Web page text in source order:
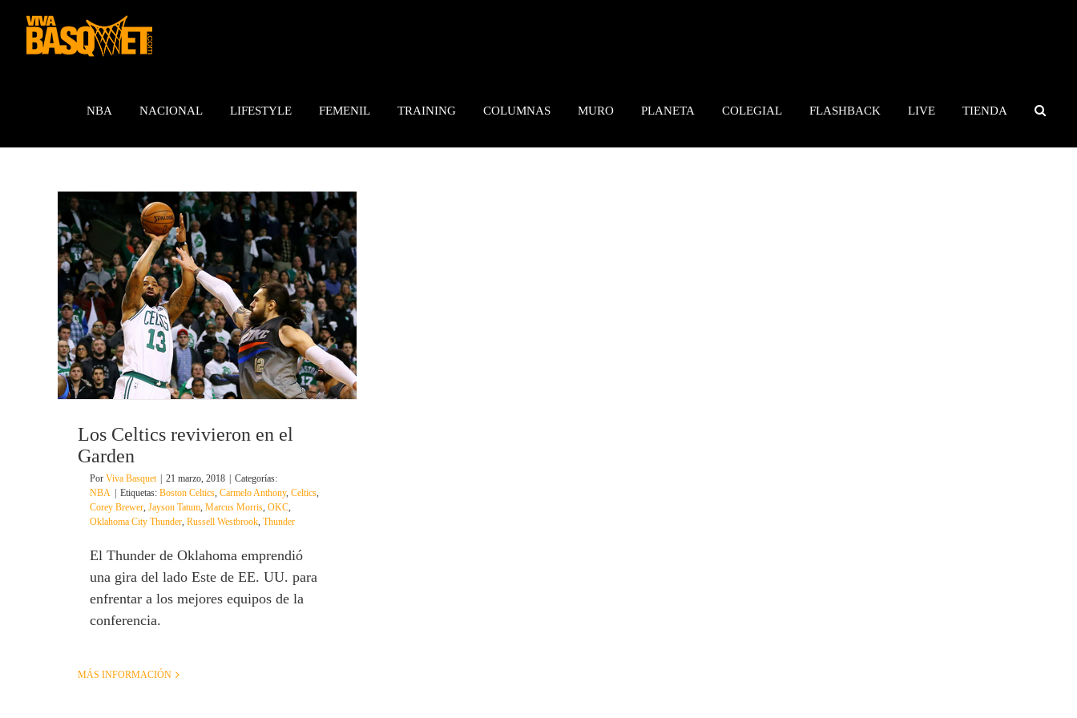
contenido
NBA NACIONAL LIFESTYLE FEMENIL TRAINING COLUMNAS MURO PLANETA COLEGIAL FLASHBACK LIVE TIENDA
Los Celtics revivieron en el
Garden
Por Viva Basquet 21 marzo, 2018
Categorías:
NBA
Etiquetas: Boston Celtics, Carmelo Anthony, Celtics,
Corey Brewer, Jayson Tatum, Marcus Morris, OKC,
Oklahoma City Thunder, Russell Westbrook, Thunder
El Thunder de Oklahoma emprendió
una gira del lado Este de EE. UU. para
enfrentar a los mejores equipos de la
conferencia.
MÁS INFORMACIÓN